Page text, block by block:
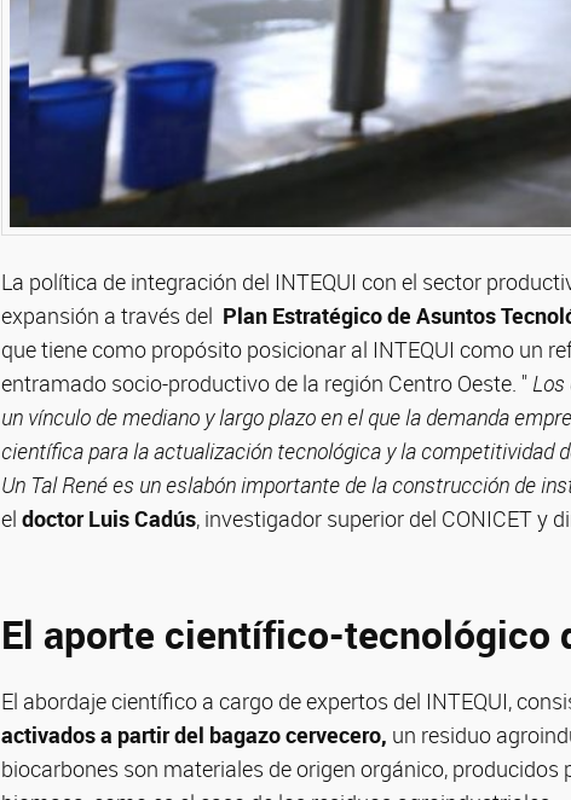
La política de integración del INTEQUI con el sector
expansión a través del Plan Estratégico de Asuntos
que tiene como propósito posicionar al INTEQUI como un
entramado socio-productivo de la región Centro Oeste. "
un vínculo de mediano y largo plazo en el que la demanda
científica para la actualización tecnológica y la competitividad
Un Tal René es un eslabón importante de la construcción de
el doctor Luis Cadús, investigador superior del CONICET y
El aporte científico-tecnológico
El abordaje científico a cargo de expertos del INTEQUI,
activados a partir del bagazo cervecero, un residuo
biocarbones son materiales de origen orgánico,